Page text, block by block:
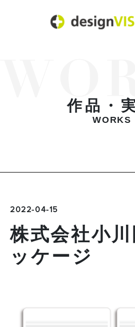
作品・
WORKS
2022-04-15
株式会社小
ッケージ